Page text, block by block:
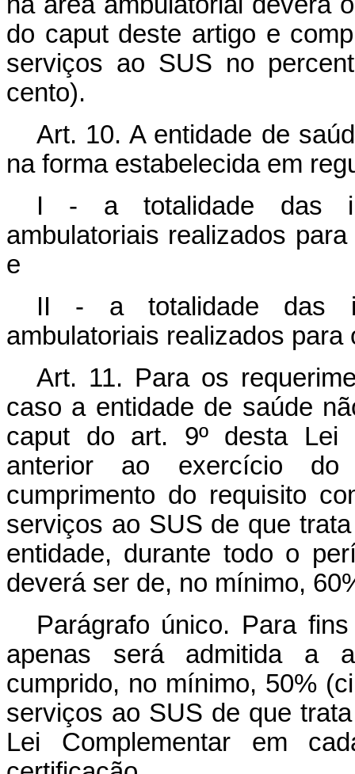
do caput deste artigo e
serviços ao SUS no
cento).
Art. 10. A entidade de
na forma estabelecida em
I - a totalidade das
ambulatoriais realizados
e
II - a totalidade das
ambulatoriais realizados
Art. 11. Para os
caso a entidade de saúde
caput do art. 9º desta Lei
anterior ao exercício do
cumprimento do requisito
serviços ao SUS de que
entidade, durante todo o
deverá ser de, no mínimo,
Parágrafo único. Para
apenas será admitida a
cumprido, no mínimo, 50%
serviços ao SUS de que
Lei Complementar em